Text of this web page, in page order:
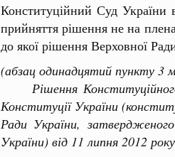
Конституційний Суд України
прийняття рішення не на
до якої рішення Верховної
(абзац одинадцятий пункту 3
Рішення Конституційного
Конституції України
Ради України,
України) від 11 липня 2012 року